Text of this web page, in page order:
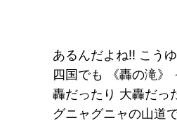
あるんだよね!! こう
四国でも 《轟の滝》
轟だったり 大轟だっ
グニャグニャの山道